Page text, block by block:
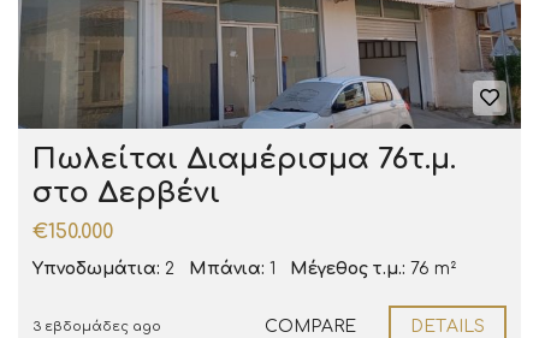
Πωλείται Διαμέρισμα 76τ.μ.
στο Δερβένι
€150.000
Υπνοδωμάτια: 2 Μπάνια: 1 Μέγεθος τ.μ.: 76 m²
3 εβδομάδες ago COMPARE DETAILS